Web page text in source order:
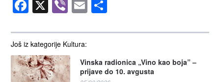
Još iz kategorije Kultura:
Vinska radionica „Vino kao boja” –
prijave do 10. avgusta
Facebook
X Viber
Email